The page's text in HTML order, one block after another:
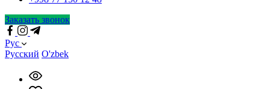
Заказать звонок
Рус
Русский O'zbek